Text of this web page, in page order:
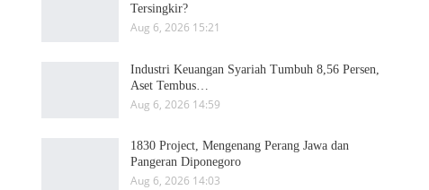
Tersingkir?
Aug 6, 2026 15:21
Industri Keuangan Syariah Tumbuh 8,56 Persen,
Aset Tembus…
Aug 6, 2026 14:59
1830 Project, Mengenang Perang Jawa dan
Pangeran Diponegoro
Aug 6, 2026 14:03